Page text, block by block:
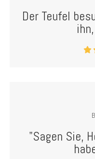
Der Teufel
"Sagen Sie,